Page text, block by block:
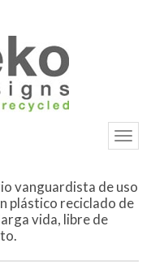
ZO2
vanguardista de uso
plástico reciclado de
vida, libre de